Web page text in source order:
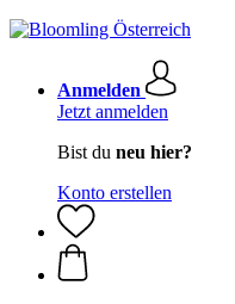
Anmelden
Jetzt anmelden
Bist du neu hier?
Konto erstellen